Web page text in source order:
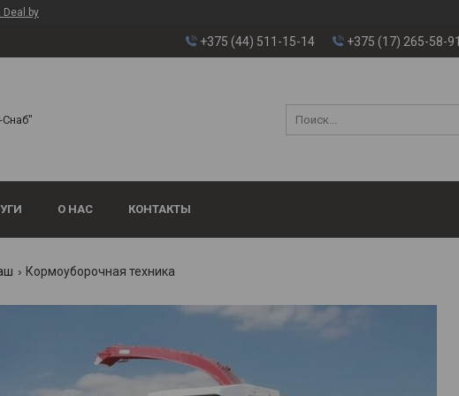
Deal.by
+375 (44) 511-15-14 +375 (17) 265-58-91
О НАС КОНТАКТЫ
Кормоуборочная техника